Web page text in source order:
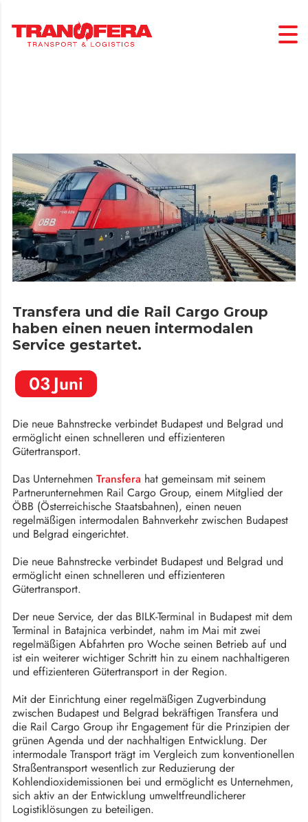
Transfera und die Rail Cargo Group
haben einen neuen intermodalen
Service gestartet.
03Juni
Die neue Bahnstrecke verbindet Budapest und Belgrad und
ermöglicht einen schnelleren und effizienteren
Gütertransport.
Das Unternehmen Transfera hat gemeinsam mit seinem
Partnerunternehmen Rail Cargo Group, einem Mitglied der
ÖBB (Österreichische Staatsbahnen), einen neuen
regelmäßigen intermodalen Bahnverkehr zwischen Budapest
und Belgrad eingerichtet.
Die neue Bahnstrecke verbindet Budapest und Belgrad und
ermöglicht einen schnelleren und effizienteren
Gütertransport.
Der neue Service, der das BILK-Terminal in Budapest mit dem
Terminal in Batajnica verbindet, nahm im Mai mit zwei
regelmäßigen Abfahrten pro Woche seinen Betrieb auf und
ist ein weiterer wichtiger Schritt hin zu einem nachhaltigeren
und effizienteren Gütertransport in der Region.
Mit der Einrichtung einer regelmäßigen Zugverbindung
zwischen Budapest und Belgrad bekräftigen Transfera und
die Rail Cargo Group ihr Engagement für die Prinzipien der
grünen Agenda und der nachhaltigen Entwicklung. Der
intermodale Transport trägt im Vergleich zum konventionellen
Straßentransport wesentlich zur Reduzierung der
Kohlendioxidemissionen bei und ermöglicht es Unternehmen,
sich aktiv an der Entwicklung umweltfreundlicherer
Logistiklösungen zu beteiligen.